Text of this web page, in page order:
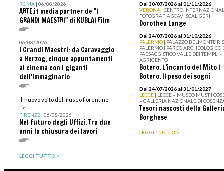
ROMA| 06/08/2026
ARTE.it media partner de "I
GRANDI MAESTRI" di KUBLAI Film
06/08/2026
I Grandi Maestri: da Caravaggio
a Herzog, cinque appuntamenti
al cinema con i giganti
dell'immaginario
Il nuovo volto del museo fiorentino
">
FIRENZE| 06/08/2026
Nel futuro degli Uffizi. Tra due
anni la chiusura dei lavori
LEGGI TUTTO >
Dal 30/07/2026 al 01/11/2026
VERONA | CENTRO
FOTOGRAFIA SCAVI SCALIGERI
Dorothea Lange
Dal 24/07/2026 al 31/10/2026
PALERMO | PALAZZO BELMONTE
PALERMO I PARCO ARCHEOLOGICO
PAESAGGISTICO VALLE DEI TEMPLI -
AGRIGENTO
Botero. L’incanto del Mito I
Botero. Il peso dei sogni
Dal 24/07/2026 al 31/01/2027
LECCE | LECCE – MUSEO MUST I
– GALLERIA NAZIONALE DI
Tesori nascosti della
Borghese
LEGGI TUTTO >